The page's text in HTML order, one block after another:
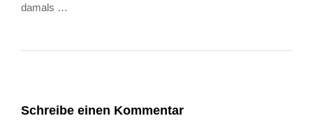
damals …
Schreibe einen Kommentar